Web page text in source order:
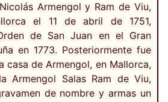
Armengol y Ram de Viu,
el 11 de abril de 1751,
de San Juan en el Gran
en 1773. Posteriormente fue
casa de Armengol, en Mallorca,
Armengol Salas Ram de Viu,
de nombre y armas un